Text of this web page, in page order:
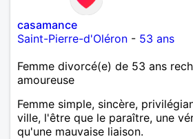
casamance
Saint-Pierre-d'Oléron - 53 ans
Femme divorcé(e) de 53 ans
amoureuse
Femme simple, sincère,
ville, l'être que le paraître, une
qu'une mauvaise liaison.